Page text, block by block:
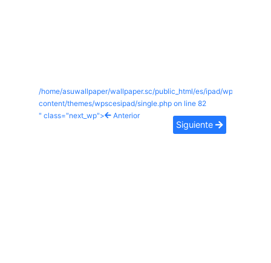
/home/asuwallpaper/wallpaper.sc/public_html/es/ipad/wp-
content/themes/wpscesipad/single.php on line 82
" class="next_wp">
Anterior
Siguiente